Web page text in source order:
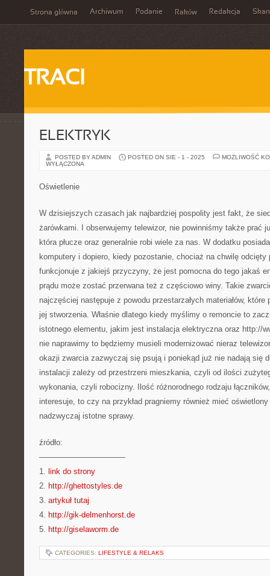
Strona główna Archiwum Podanie Raków Redakcja
TRACI
ELEKTRYK
POSTED BY ADMIN POSTED ON SIE - 1 - 2025
MOŻLIWOŚĆ
WYŁĄCZONA
Oświetlenie
W dzisiejszych czasach jak najbardziej pospolity jest fakt, że
żarówkami. I obserwujemy telewizor, nie powinniśmy także prać
która płucze oraz generalnie robi wiele za nas. W dodatku
komputery i dopiero, kiedy pozostanie, chociaż na chwilę odcięty
funkcjonuje z jakiejś przyczyny, że jest pomocna do tego jakaś
prądu może zostać przerwana też z częściowo winy. Takie
najczęściej następuje z powodu przestarzałych materiałów, które
jej stworzenia. Właśnie dlatego kiedy myślimy o remoncie to
istotnego elementu, jakim jest instalacja elektryczna oraz http://
nie naprawimy to będziemy musieli modernizować nieraz
okazji zwarcia zazwyczaj się psują i poniekąd już nie nadają się
instalacji zależy od przestrzeni mieszkania, czyli od ilości
wykonania, czyli robocizny. Ilość różnorodnego rodzaju
interesuje, to czy na przykład pragniemy również mieć
nadzwyczaj istotne sprawy.
źródło:
———————————
1. link do strony
2. http://ghettostyles.de
3. artykuł tutaj
4. http://gik-delmenhorst.de
5. http://giselaworm.de
CATEGORIES: LIFESTYLE & RELAKS